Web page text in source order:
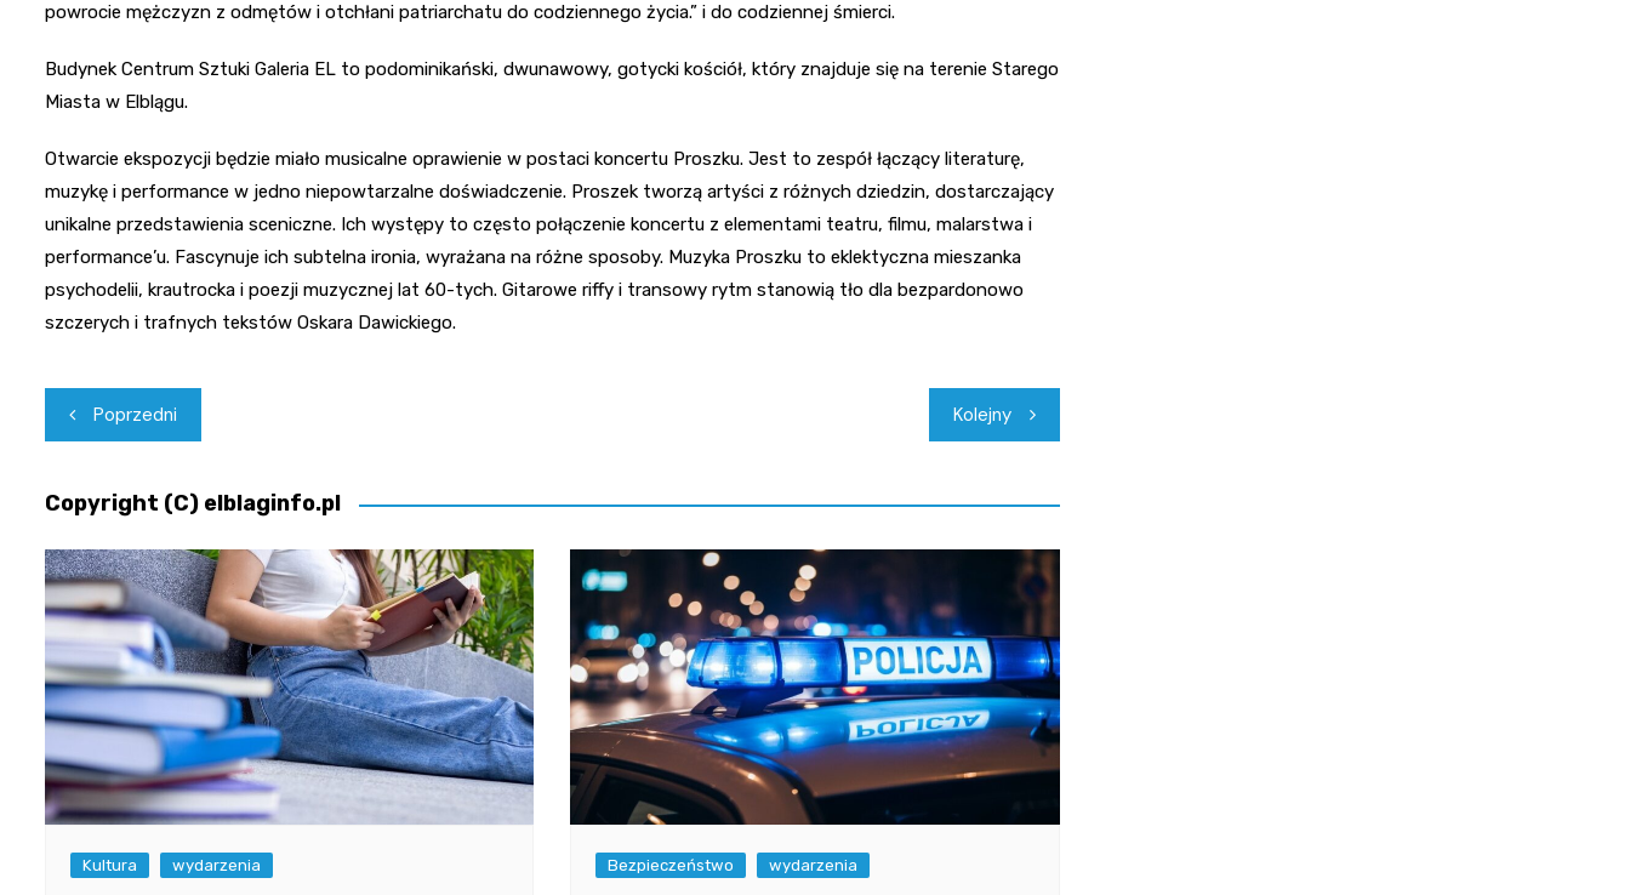
powrocie mężczyzn z odmętów i otchłani patriarchatu do codziennego życia.” i do codziennej śmierci.
Budynek Centrum Sztuki Galeria EL to podominikański, dwunawowy, gotycki kościół, który znajduje się na terenie Starego
Miasta w Elblągu.
Otwarcie ekspozycji będzie miało musicalne oprawienie w postaci koncertu Proszku. Jest to zespół łączący literaturę,
muzykę i performance w jedno niepowtarzalne doświadczenie. Proszek tworzą artyści z różnych dziedzin, dostarczający
unikalne przedstawienia sceniczne. Ich występy to często połączenie koncertu z elementami teatru, filmu, malarstwa i
performance’u. Fascynuje ich subtelna ironia, wyrażana na różne sposoby. Muzyka Proszku to eklektyczna mieszanka
psychodelii, krautrocka i poezji muzycznej lat 60-tych. Gitarowe riffy i transowy rytm stanowią tło dla bezpardonowo
szczerych i trafnych tekstów Oskara Dawickiego.
Nawigacja
wpisu
Poprzedni Kolejny
Copyright (C) elblaginfo.pl
Kultura wydarzenia Bezpieczeństwo wydarzenia